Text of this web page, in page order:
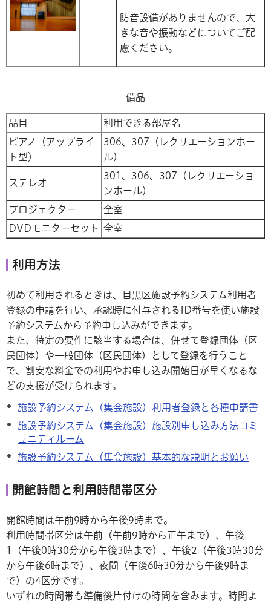
防音設備がありませんので、大
きな音や振動などについてご配
慮ください。
備品
品目
利用できる部屋名
ピアノ（アップライ
ト型）
306、307（レクリエーションホー
ル）
ステレオ
301、306、307（レクリエーショ
ンホール）
プロジェクター
全室
DVDモニターセット 全室
利用方法
初めて利用されるときは、目黒区施設予約システム利用者
登録の申請を行い、承認時に付与されるID番号を使い施設
予約システムから予約申し込みができます。
また、特定の要件に該当する場合は、併せて登録団体（区
民団体）や一般団体（区民団体）として登録を行うこと
で、割安な料金での利用やお申し込み開始日が早くなるな
どの支援が受けられます。
施設予約システム（集会施設）利用者登録と各種申請書
施設予約システム（集会施設）施設別申し込み方法コミ
ュニティルーム
施設予約システム（集会施設）基本的な説明とお願い
開館時間と利用時間帯区分
開館時間は午前9時から午後9時まで。
利用時間帯区分は午前（午前9時から正午まで）、午後
1（午後0時30分から午後3時まで）、午後2（午後3時30分
から午後6時まで）、夜間（午後6時30分から午後9時ま
で）の4区分です。
いずれの時間帯も準備後片付けの時間を含みます。時間よ